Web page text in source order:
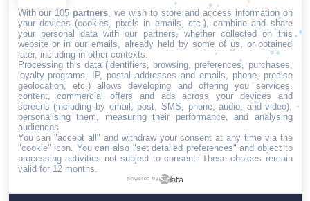
Principales vías de contacto:
E-mail:
info@iberianpress.es
Teléfono:
+34 911863556
Fax:
+34 911863556
Encuéntranos en:
Facebook
page
X
page
YouTube
page
Rss
opens
Home Quiénes somos Servicios Contacto
With our 105 partners , we wish to store and access information on
your devices (cookies, pixels in emails, etc.), combine and share
your personal data with our partners, whether collected on this
website or in our emails, already held by some of us, or obtained
later, including in other contexts.
Processing this data (identifiers, browsing, preferences, purchases,
loyalty programs, IP, postal addresses and emails, phone, precise
geolocation, etc.) allows developing and offering you services,
content, commercial offers and ads across your devices and
screens (including by email, post, SMS, phone, audio, and video),
personalising them, measuring their performance, and analysing
audiences.
You can "accept all" and withdraw your consent at any time via the
"cookie" icon . You can also "set detailed preferences" and object to
processing activities not subject to consent. These choices remain
valid for 12 months.
powered by